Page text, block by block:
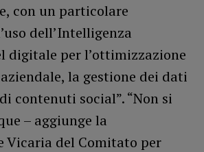
con un particolare
dell’Intelligenza
digitale per l’ottimizzazione
la gestione dei dati
contenuti social”. “Non si
– aggiunge la
Vicaria del Comitato per